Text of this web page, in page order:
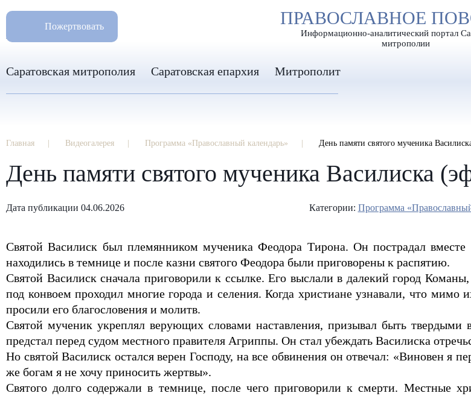
РАЗМЕР ШРИФТА А А А
ПРАВОСЛАВНОЕ
Информационно-аналитический портал
митрополии
Пожертвовать
8 960 346 31 04
info-sar@mail.ru
Саратовская митрополия Саратовская епархия Митрополит
Главная Видеогалерея Программа «Православный календарь» День памяти святого мученика
День памяти святого мученика Василиска
Дата публикации 04.06.2026 Категории: Программа
Святой Василиск был племянником мученика Феодора Тирона. Он пострадал
находились в темнице и после казни святого Феодора были приговорены к распятию.
Святой Василиск сначала приговорили к ссылке. Его выслали в далекий город
под конвоем проходил многие города и селения. Когда христиане узнавали, что
просили его благословения и молитв.
Святой мученик укреплял верующих словами наставления, призывал быть
предстал перед судом местного правителя Агриппы. Он стал убеждать Василиска
Но святой Василиск остался верен Господу, на все обвинения он отвечал: «Виновен
же богам я не хочу приносить жертвы».
Святого долго содержали в темнице, после чего приговорили к смерти. Местные